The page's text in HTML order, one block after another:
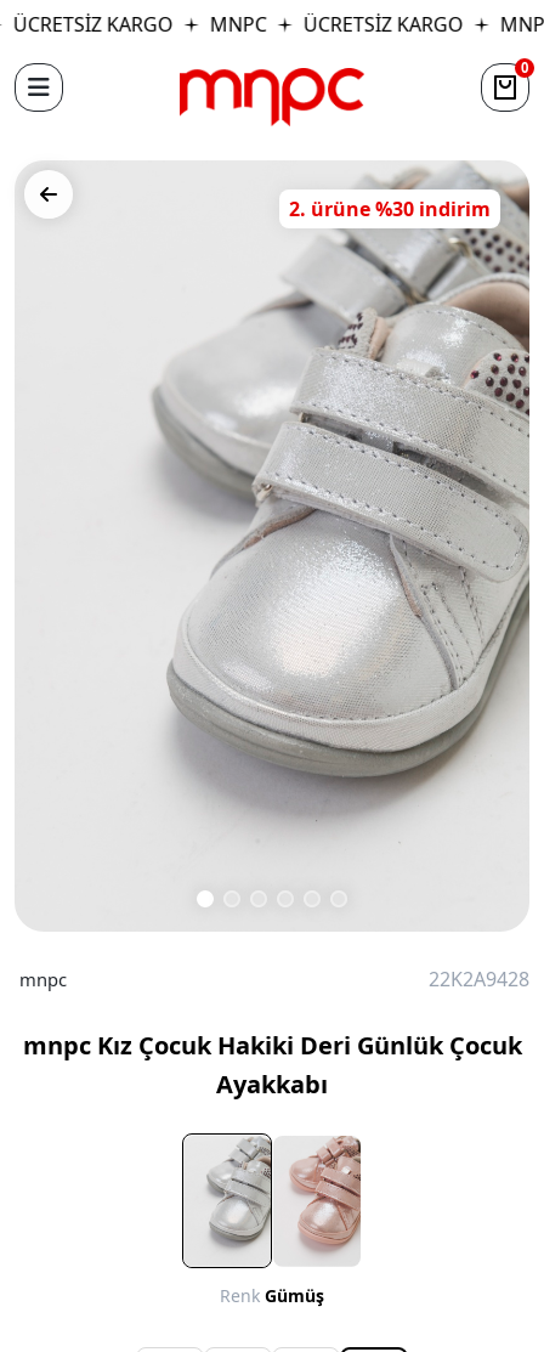
ÜCRETSİZ KARGO MNPC ÜCRETSİZ KARGO
0
2. ürüne %30 indirim
mnpc 22K2A9428
mnpc Kız Çocuk Hakiki Deri Günlük Çocuk
Ayakkabı
Renk Gümüş